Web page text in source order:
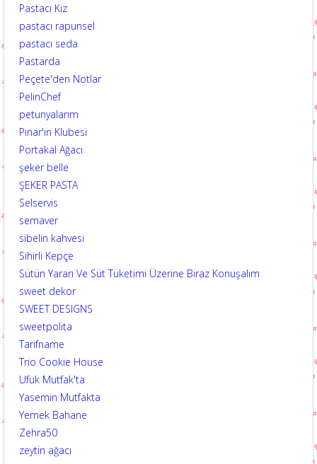
Pastacı Kız
pastacı rapunsel
pastacı seda
Pastarda
Peçete'den Notlar
PelinChef
petunyalarım
Pınar'ın Klubesi
Portakal Ağacı
şeker belle
ŞEKER PASTA
Selservis
semaver
sibelin kahvesi
Sihirli Kepçe
Sütün Yararı Ve Süt Tüketimi Üzerine Biraz Konuşalım
sweet dekor
SWEET DESIGNS
sweetpolita
Tarifname
Trio Cookie House
Ufuk Mutfak'ta
Yasemin Mutfakta
Yemek Bahane
Zehra50
zeytin ağacı